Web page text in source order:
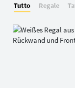
Tutto Regale